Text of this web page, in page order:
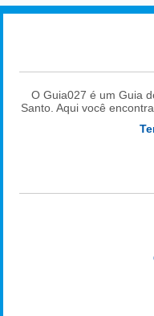
O Guia027 é um Guia
Santo. Aqui você